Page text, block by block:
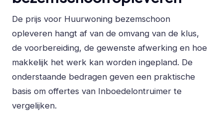
De prijs voor Huurwoning bezemschoon
opleveren hangt af van de omvang van de klus,
de voorbereiding, de gewenste afwerking en hoe
makkelijk het werk kan worden ingepland. De
onderstaande bedragen geven een praktische
basis om offertes van Inboedelontruimer te
vergelijken.